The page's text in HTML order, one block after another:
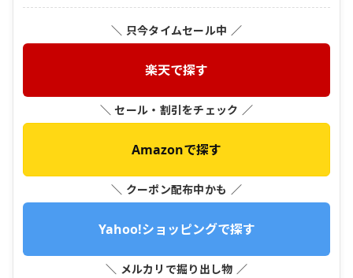
＼ 只今タイムセール中 ／
楽天で探す
＼ セール・割引をチェック ／
Amazonで探す
＼ クーポン配布中かも ／
Yahoo!ショッピングで探す
＼ メルカリで掘り出し物 ／